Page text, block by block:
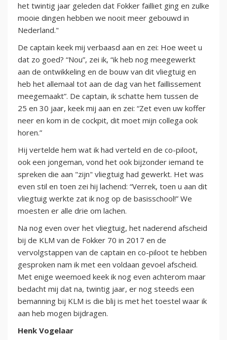
het twintig jaar geleden dat Fokker failliet ging en zulke
mooie dingen hebben we nooit meer gebouwd in
Nederland."
De captain keek mij verbaasd aan en zei: Hoe weet u
dat zo goed? “Nou”, zei ik, “ik heb nog meegewerkt
aan de ontwikkeling en de bouw van dit vliegtuig en
heb het allemaal tot aan de dag van het faillissement
meegemaakt”. De captain, ik schatte hem tussen de
25 en 30 jaar, keek mij aan en zei: “Zet even uw koffer
neer en kom in de cockpit, dit moet mijn collega ook
horen.”
Hij vertelde hem wat ik had verteld en de co-piloot,
ook een jongeman, vond het ook bijzonder iemand te
spreken die aan "zijn" vliegtuig had gewerkt. Het was
even stil en toen zei hij lachend: “Verrek, toen u aan dit
vliegtuig werkte zat ik nog op de basisschool!” We
moesten er alle drie om lachen.
Na nog even over het vliegtuig, het naderend afscheid
bij de KLM van de Fokker 70 in 2017 en de
vervolgstappen van de captain en co-piloot te hebben
gesproken nam ik met een voldaan gevoel afscheid.
Met enige weemoed keek ik nog even achterom maar
bedacht mij dat na, twintig jaar, er nog steeds een
bemanning bij KLM is die blij is met het toestel waar ik
aan heb mogen bijdragen.
Henk Vogelaar